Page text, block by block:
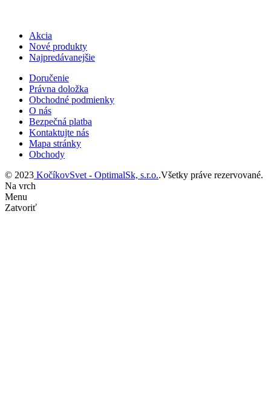
Akcia
Nové produkty
Najpredávanejšie
Doručenie
Právna doložka
Obchodné podmienky
O nás
Bezpečná platba
Kontaktujte nás
Mapa stránky
Obchody
© 2023 KočíkovSvet - OptimalSk, s.r.o..Všetky práve rezervované.
Na vrch
Menu
Zatvoriť